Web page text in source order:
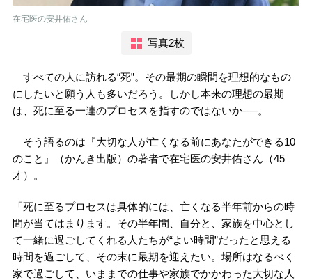
在宅医の安井佑さん
写真2枚
すべての人に訪れる“死”。その最期の瞬間を理想的なもの
にしたいと願う人も多いだろう。しかし本来の理想の最期
は、死に至る一連のプロセスを指すのではないか──。
そう語るのは『大切な人が亡くなる前にあなたができる10
のこと』（かんき出版）の著者で在宅医の安井佑さん（45
才）。
「死に至るプロセスは具体的には、亡くなる半年前からの時
間が当てはまります。その半年間、自分と、家族を中心とし
て一緒に過ごしてくれる人たちが“よい時間”だったと思える
時間を過ごして、その末に最期を迎えたい。場所はなるべく
家で過ごして、いままでの仕事や家族でかかわった大切な人